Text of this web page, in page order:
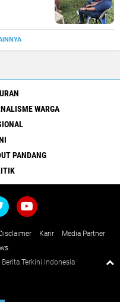
WARGA
PANDANG
Karir
Media Partner
Terkini Indonesia